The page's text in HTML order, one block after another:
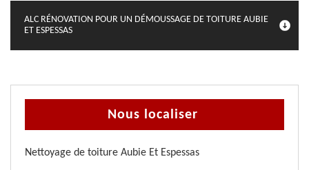
ALC RÉNOVATION POUR UN DÉMOUSSAGE DE TOITURE AUBIE
ET ESPESSAS
Nous localiser
Nettoyage de toiture Aubie Et Espessas